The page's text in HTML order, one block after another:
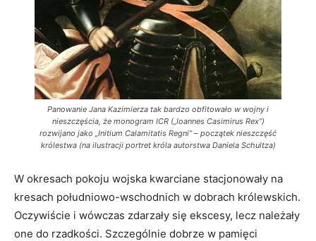
Panowanie Jana Kazimierza tak bardzo obfitowało w wojny i
nieszczęścia, że monogram ICR („Ioannes Casimirus Rex”)
rozwijano jako „Initium Calamitatis Regni” – początek nieszczęść
królestwa (na ilustracji portret króla autorstwa Daniela Schultza)
W okresach pokoju wojska kwarciane stacjonowały na
kresach południowo-wschodnich w dobrach królewskich.
Oczywiście i wówczas zdarzały się ekscesy, lecz należały
one do rzadkości. Szczególnie dobrze w pamięci